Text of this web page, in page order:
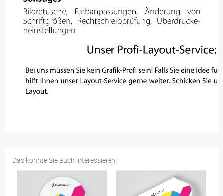
Das könnte Sie auch interessieren: